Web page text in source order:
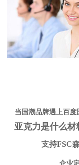
当国潮品牌遇上百
亚克力是什么
支持FSC
企业